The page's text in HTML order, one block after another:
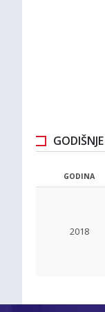
GODINA
2018